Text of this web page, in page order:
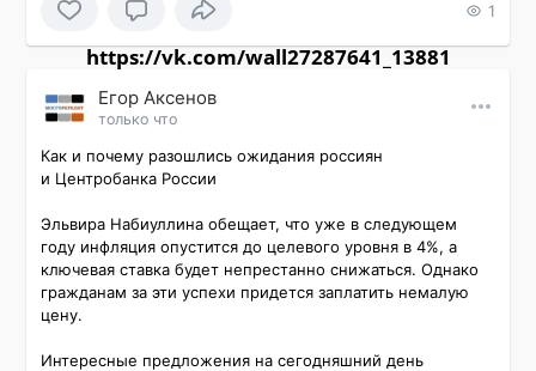
1
https://vk.com/wall27287641_13881
Εгор Αксенов
только что
Как и почему разошлись ожидания россиян
и Центробанка России
Эльвира Набиуллина обещает, что уже в следующем
году инфляция опустится до целевого уровня в 4%, а
ключевая ставка будет непрестанно снижаться. Однако
гражданам за эти успехи придется заплатить немалую
цену.
Интересные предложения на сегодняшний день